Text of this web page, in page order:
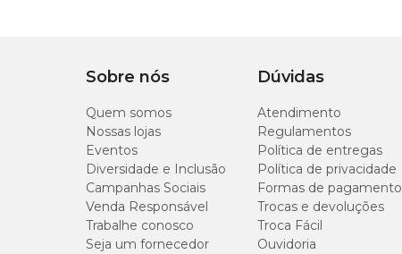
Sobre nós
Quem somos
Nossas lojas
Eventos
Diversidade e Inclusão
Campanhas Sociais
Venda Responsável
Trabalhe conosco
Seja um fornecedor
Dúvidas
Atendimento
Regulamentos
Política de entregas
Política de privacidade
Formas de pagamento
Trocas e devoluções
Troca Fácil
Ouvidoria